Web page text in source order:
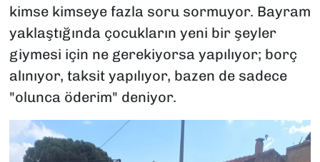
kimse kimseye fazla soru sormuyor. Bayram
yaklaştığında çocukların yeni bir şeyler
giymesi için ne gerekiyorsa yapılıyor; borç
alınıyor, taksit yapılıyor, bazen de sadece
"olunca öderim" deniyor.